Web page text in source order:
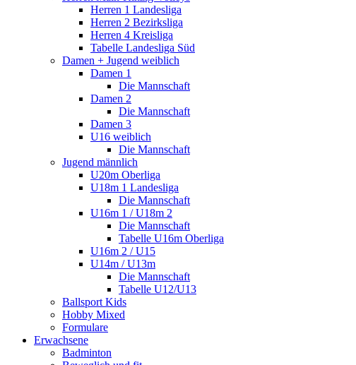
Herren 1 Landesliga
Herren 2 Bezirksliga
Herren 4 Kreisliga
Tabelle Landesliga Süd
Damen + Jugend weiblich
Damen 1
Die Mannschaft
Damen 2
Die Mannschaft
Damen 3
U16 weiblich
Die Mannschaft
Jugend männlich
U20m Oberliga
U18m 1 Landesliga
Die Mannschaft
U16m 1 / U18m 2
Die Mannschaft
Tabelle U16m Oberliga
U16m 2 / U15
U14m / U13m
Die Mannschaft
Tabelle U12/U13
Ballsport Kids
Hobby Mixed
Formulare
Erwachsene
Badminton